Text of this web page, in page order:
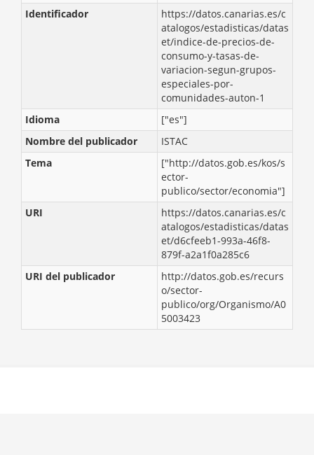
Identificador
https://datos.canarias.es/c
atalogos/estadisticas/datas
et/indice-de-precios-de-
consumo-y-tasas-de-
variacion-segun-grupos-
especiales-por-
comunidades-auton-1
Idioma
["es"]
Nombre del publicador
ISTAC
Tema
["http://datos.gob.es/kos/s
ector-
publico/sector/economia"]
URI
https://datos.canarias.es/c
atalogos/estadisticas/datas
et/d6cfeeb1-993a-46f8-
879f-a2a1f0a285c6
URI del publicador
http://datos.gob.es/recurs
o/sector-
publico/org/Organismo/A0
5003423